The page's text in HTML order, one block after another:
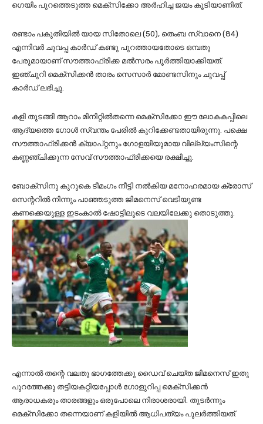
ഗെയിം പുറത്തെടുത്ത മെക്‌സിക്കോ അര്‍ഹിച്ച ജയം കൂടിയാണിത്.
രണ്ടാം പകുതിയില്‍ യായ സിതോലെ (50), തെംബ സ്വാനെ (84)
എന്നിവര്‍ ചുവപ്പ കാര്‍ഡ് കണ്ടു പുറത്തായതോടെ ഒമ്പതു
പേരുമായാണ് സൗത്താഫ്രിക്ക മല്‍സരം പൂര്‍ത്തിയാക്കിയത്.
ഇഞ്ചുറി മെക്‌സിക്കന്‍ താരം സെസാര്‍ മോണ്ടസിനും ചുവപ്പ്
കാര്‍ഡ് ലഭിച്ചു.
കളി തുടങ്ങി ആറാം മിനിറ്റില്‍തന്നെ മെക്‌സിക്കോ ഈ ലോകകപ്പിലെ
ആദ്യത്തെ ഗോള്‍ സ്വന്തം പേരില്‍ കുറിക്കേണ്ടതായിരുന്നു. പക്ഷെ
സൗത്താഫ്രിക്കന്‍ ക്യാപ്റ്റനും ഗോളയിയുമായ വില്ല്യംസിന്റെ
കണ്ണഞ്ചിക്കുന്ന സേവ് സൗത്താഫ്രിക്കയെ രക്ഷിച്ചു.
ബോക്‌സിനു കുറുകെ ടീമംഗം നീട്ടി നല്‍കിയ മനോഹരമായ ക്രോസ്
സെന്ററില്‍ നിന്നും പാഞ്ഞടുത്ത ജിമനെസ് വെടിയുണ്ട
കണക്കെയുള്ള ഇടംകാല്‍ ഷോട്ടിലൂടെ വലയിലേക്കു തൊടുത്തു.
എന്നാല്‍ തന്റെ വലതു ഭാഗത്തേക്കു ഡൈവ് ചെയ്ത ജിമനെസ് ഇതു
പുറത്തേക്കു തട്ടിയകറ്റിയപ്പോള്‍ ഗോളുറിപ്പ മെക്‌സിക്കന്‍
ആരാധകരും താരങ്ങളും ഒരുപോലെ നിരാശരായി. തുടര്‍ന്നും
മെക്‌സിക്കോ തന്നെയാണ് കളിയില്‍ ആധിപത്യം പുലര്‍ത്തിയത്.